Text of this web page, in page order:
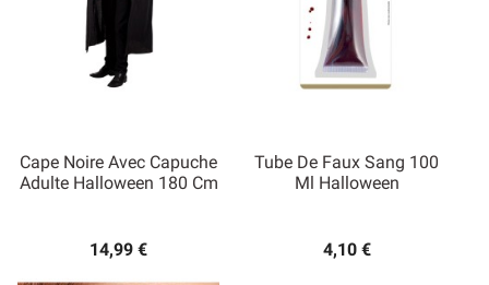
Cape Noire Avec Capuche
Adulte Halloween 180 Cm
14,99 €
Tube De Faux Sang 100
Ml Halloween
4,10 €